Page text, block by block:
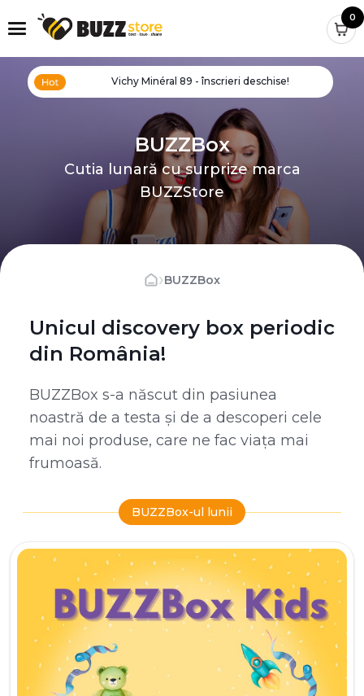
0
Vichy Minéral 89 - înscrieri deschise!
BUZZBox
Cutia lunară cu surprize marca
BUZZStore
›BUZZBox
Unicul discovery box periodic
din România!
BUZZBox s-a născut din pasiunea
noastră de a testa și de a descoperi cele
mai noi produse, care ne fac viața mai
frumoasă.
BUZZBox-ul lunii